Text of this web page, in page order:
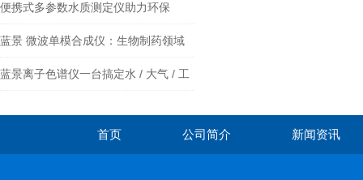
便携式多参数水质测定仪助力环保
蓝景 微波单模合成仪：生物制药领域
的高效合成利器
蓝景离子色谱仪一台搞定水 / 大气 / 工
首页 公司简介 新闻资讯